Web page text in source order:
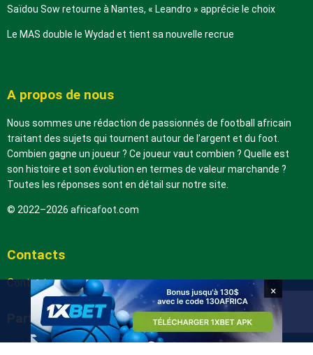
Saïdou Sow retourne à Nantes, « Leandro » apprécie le choix
Le MAS double le Wydad et tient sa nouvelle recrue
A propos de nous
Nous sommes une rédaction de passionnés de football africain
traitant des sujets qui tournent autour de l’argent et du foot.
Combien gagne un joueur ? Ce joueur vaut combien ? Quelle est
son histoire et son évolution en termes de valeur marchande ?
Toutes les réponses sont en détail sur notre site.
© 2022–2026 africafoot.com
Contacts
Contactez-nous
Partenaires
arabic.africafoot.com
×